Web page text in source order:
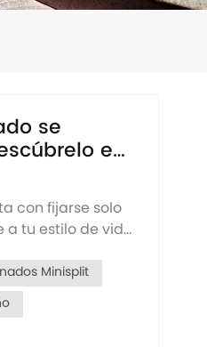
se
en
con fijarse solo
tu estilo de vida,
tu estilo de
a...
Minisplit